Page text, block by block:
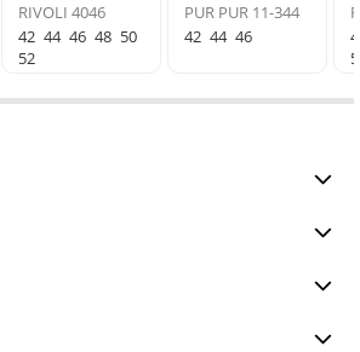
RIVOLI 4046
42 44 46 48 50
52
PUR PUR 11-344
42 44 46